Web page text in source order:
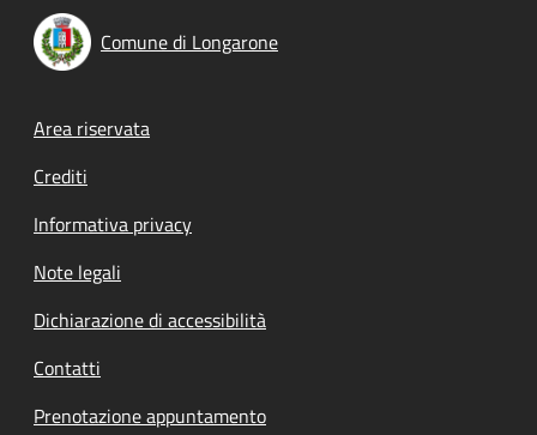
Comune di Longarone
Footer menu
Area riservata
Crediti
Informativa privacy
Note legali
Dichiarazione di accessibilità
Contatti
Prenotazione appuntamento